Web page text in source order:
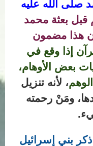
صلى الله عليه
قبل بعثة محمد
هذا مضمون
إذا وقع في
بعض الأوهام،
، لأنه تنزيل
ومَنْ رحمته
ذكر بني إسرائيل